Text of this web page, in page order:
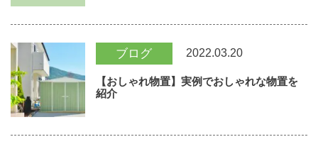
ブログ 2022.03.20
【おしゃれ物置】実例でおしゃれな物置を
紹介